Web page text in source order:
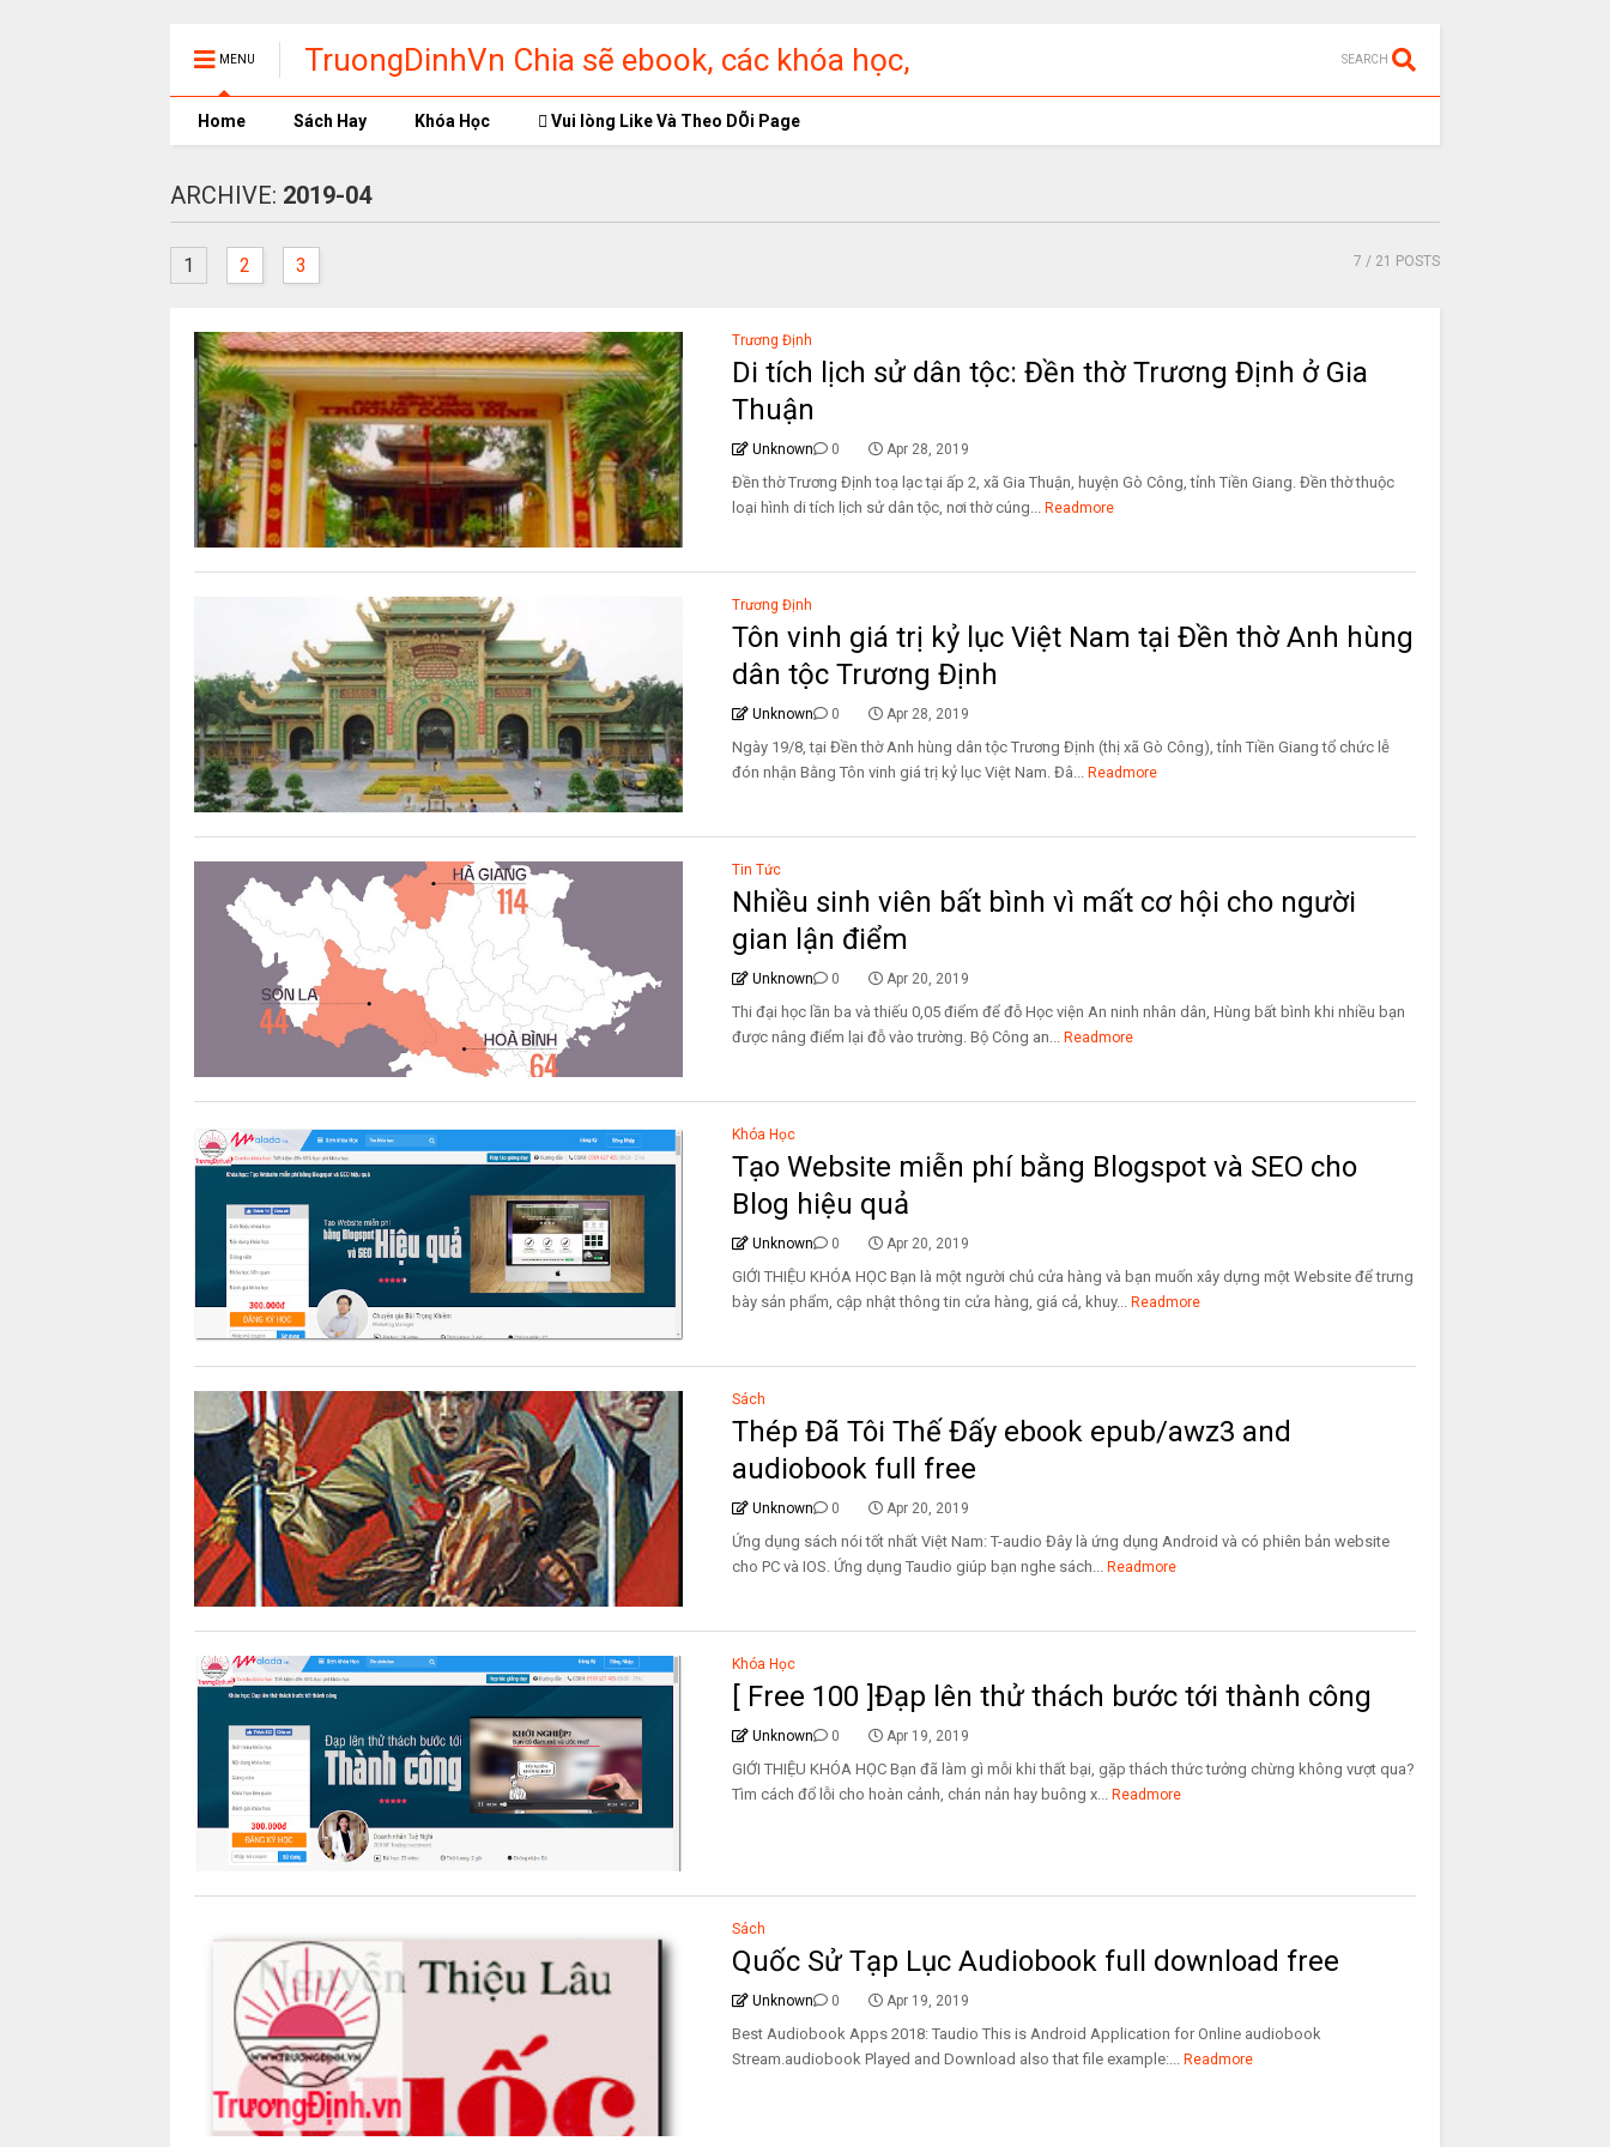
MENU
TruongDinhVn Chia sẽ ebook, các khóa học,
phần mềm học tập miễn phí
SEARCH
Home Sách Hay Khóa Học Vui lòng Like Và Theo DÕi Page
ARCHIVE: 2019-04
1 2 3 7 / 21 POSTS
Trương Định
Di tích lịch sử dân tộc: Đền thờ Trương Định ở Gia
Thuận
Unknown 0 Apr 28, 2019
Đền thờ Trương Định toạ lạc tại ấp 2, xã Gia Thuận, huyện Gò Công, tỉnh Tiền Giang. Đền thờ thuộc
loại hình di tích lịch sử dân tộc, nơi thờ cúng... Readmore
Trương Định
Tôn vinh giá trị kỷ lục Việt Nam tại Đền thờ Anh hùng
dân tộc Trương Định
Unknown 0 Apr 28, 2019
Ngày 19/8, tại Đền thờ Anh hùng dân tộc Trương Định (thị xã Gò Công), tỉnh Tiền Giang tổ chức lễ
đón nhận Bằng Tôn vinh giá trị kỷ lục Việt Nam. Đâ... Readmore
Tin Tức
Nhiều sinh viên bất bình vì mất cơ hội cho người
gian lận điểm
Unknown 0 Apr 20, 2019
Thi đại học lần ba và thiếu 0,05 điểm để đỗ Học viện An ninh nhân dân, Hùng bất bình khi nhiều bạn
được nâng điểm lại đỗ vào trường. Bộ Công an... Readmore
Khóa Học
Tạo Website miễn phí bằng Blogspot và SEO cho
Blog hiệu quả
Unknown 0 Apr 20, 2019
GIỚI THIỆU KHÓA HỌC Bạn là một người chủ cửa hàng và bạn muốn xây dựng một Website để trưng
bày sản phẩm, cập nhật thông tin cửa hàng, giá cả, khuy... Readmore
Sách
Thép Đã Tôi Thế Đấy ebook epub/awz3 and
audiobook full free
Unknown 0 Apr 20, 2019
Ứng dụng sách nói tốt nhất Việt Nam: T-audio Đây là ứng dụng Android và có phiên bản website
cho PC và IOS. Ứng dụng Taudio giúp bạn nghe sách... Readmore
Khóa Học
[ Free 100 ]Đạp lên thử thách bước tới thành công
Unknown 0 Apr 19, 2019
GIỚI THIỆU KHÓA HỌC Bạn đã làm gì mỗi khi thất bại, gặp thách thức tưởng chừng không vượt qua?
Tìm cách đổ lỗi cho hoàn cảnh, chán nản hay buông x... Readmore
Sách
Quốc Sử Tạp Lục Audiobook full download free
Unknown 0 Apr 19, 2019
Best Audiobook Apps 2018: Taudio This is Android Application for Online audiobook
Stream.audiobook Played and Download also that file example:... Readmore